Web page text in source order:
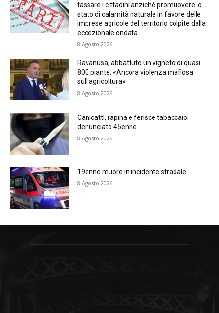
tassare i cittadini anziché promuovere lo
stato di calamità naturale in favore delle
imprese agricole del territorio colpite dalla
eccezionale ondata...
8 Agosto 2026
Ravanusa, abbattuto un vigneto di quasi
800 piante: «Ancora violenza mafiosa
sull’agricoltura»
8 Agosto 2026
Canicattì, rapina e ferisce tabaccaio:
denunciato 45enne
8 Agosto 2026
19enne muore in incidente stradale
8 Agosto 2026